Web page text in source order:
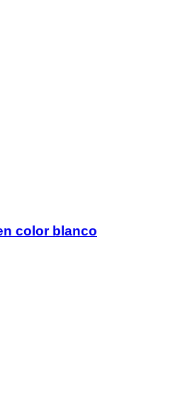
color blanco